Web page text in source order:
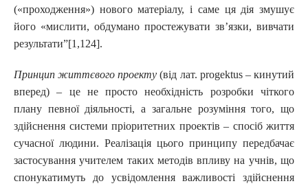
(«проходження») нового матеріалу, і саме ця дія змушує
його «мислити, обдумано простежувати зв’язки, вивчати
результати”[1,124].
Принцип життєвого проекту (від лат. progektus – кинутий
вперед) – це не просто необхідність розробки чіткого
плану певної діяльності, а загальне розуміння того, що
здійснення системи пріоритетних проектів – спосіб життя
сучасної людини. Реалізація цього принципу передбачає
застосування учителем таких методів впливу на учнів, що
спонукатимуть до усвідомлення важливості здійснення